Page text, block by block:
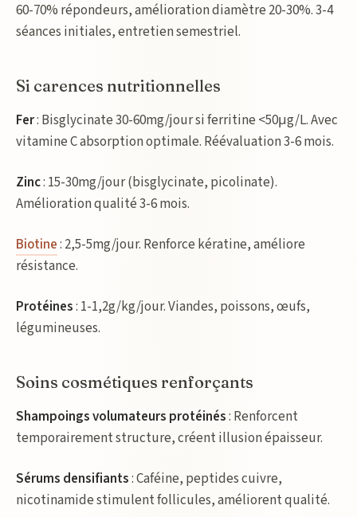
60-70% répondeurs, amélioration diamètre 20-30%. 3-4
séances initiales, entretien semestriel.
Si carences nutritionnelles
Fer: Bisglycinate 30-60mg/jour si ferritine <50μg/L. Avec
vitamine C absorption optimale. Réévaluation 3-6 mois.
Zinc: 15-30mg/jour (bisglycinate, picolinate).
Amélioration qualité 3-6 mois.
Biotine: 2,5-5mg/jour. Renforce kératine, améliore
résistance.
Protéines: 1-1,2g/kg/jour. Viandes, poissons, œufs,
légumineuses.
Soins cosmétiques renforçants
Shampoings volumateurs protéinés: Renforcent
temporairement structure, créent illusion épaisseur.
Sérums densifiants: Caféine, peptides cuivre,
nicotinamide stimulent follicules, améliorent qualité.